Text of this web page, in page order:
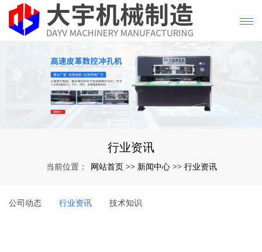
行业资讯
当前位置： 网站首页 >> 新闻中心 >> 行业资讯
公司动态 行业资讯 技术知识